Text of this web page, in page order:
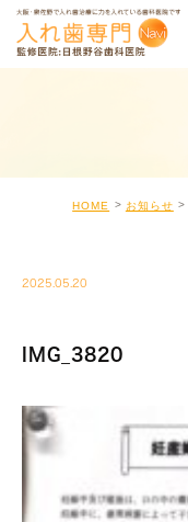
HOME お知らせ
2025.05.20
IMG_3820